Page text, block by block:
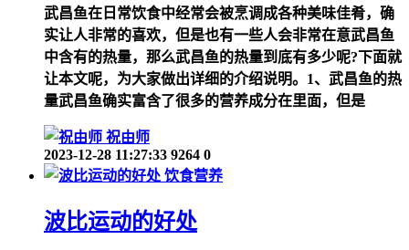
武昌鱼在日常饮食中经常会被烹调成各种美味佳肴，确
实让人非常的喜欢，但是也有一些人会非常在意武昌鱼
中含有的热量，那么武昌鱼的热量到底有多少呢?下面就
让本文呢，为大家做出详细的介绍说明。1、武昌鱼的热
量武昌鱼确实富含了很多的营养成分在里面，但是
祝由师
2023-12-28 11:27:33 9264 0
饮食营养
波比运动的好处